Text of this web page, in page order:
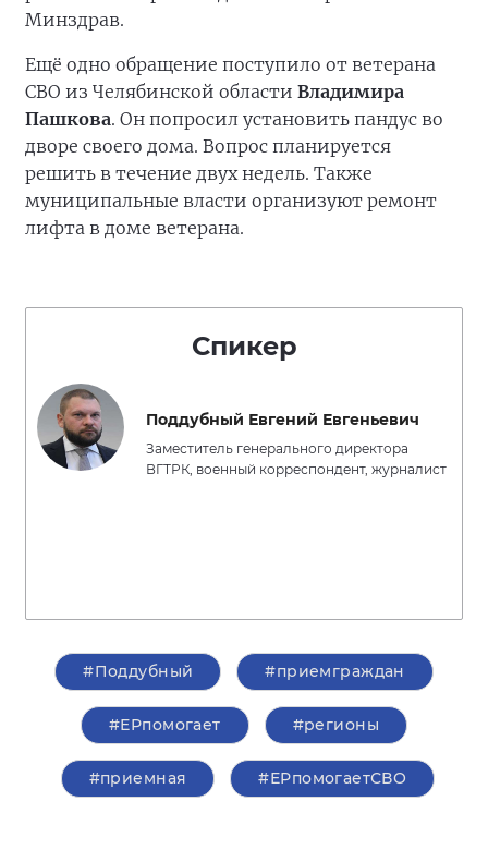
Минздрав.
Ещё одно обращение поступило от ветерана
СВО из Челябинской области Владимира
Пашкова. Он попросил установить пандус во
дворе своего дома. Вопрос планируется
решить в течение двух недель. Также
муниципальные власти организуют ремонт
лифта в доме ветерана.
Спикер
Поддубный Евгений Евгеньевич
Заместитель генерального директора
ВГТРК, военный корреспондент, журналист
#Поддубный #приемграждан
#ЕРпомогает #регионы
#приемная #ЕРпомогаетСВО